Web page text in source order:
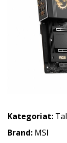
Kategoriat:
Brand: MSI